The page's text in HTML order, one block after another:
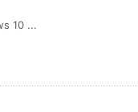
10 ...